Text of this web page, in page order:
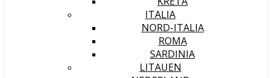
ITALIA
NORD-ITALIA
ROMA
SARDINIA
LITAUEN